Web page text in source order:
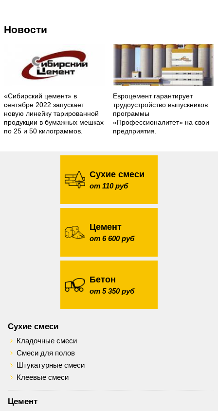
Новости
«Сибирский цемент» в
сентябре 2022 запускает
новую линейку тарированной
продукции в бумажных мешках
по 25 и 50 килограммов.
Евроцемент гарантирует
трудоустройство выпускников
программы
«Профессионалитет» на свои
предприятия.
Сухие смеси
от 110 руб
Цемент
от 6 600 руб
Бетон
от 5 350 руб
Сухие смеси
Кладочные смеси
Смеси для полов
Штукатурные смеси
Клеевые смеси
Цемент